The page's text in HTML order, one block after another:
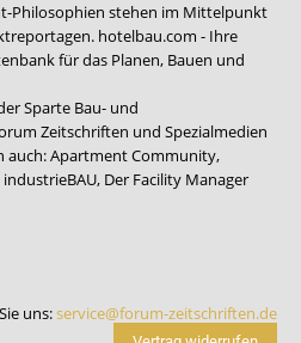
Philosophien stehen im Mittelpunkt
hotelbau.com - Ihre
für das Planen, Bauen und
Sparte Bau- und
Zeitschriften und Spezialmedien
auch:Apartment Community,
industrieBAU, Der Facility Manager
uns:service@forum-zeitschriften.de